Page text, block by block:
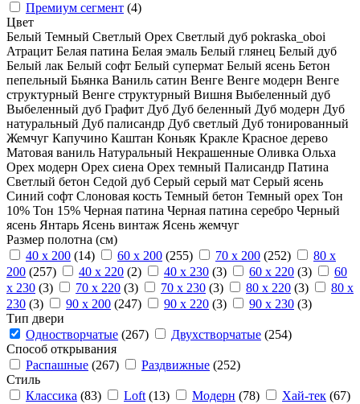
Премиум сегмент (4)
Цвет
Белый Темный Светлый Орех Светлый дуб pokraska_oboi
Атрацит Белая патина Белая эмаль Белый глянец Белый дуб
Белый лак Белый софт Белый супермат Белый ясень Бетон
пепельный Бьянка Ваниль сатин Венге Венге модерн Венге
структурный Венге структурный Вишня Выбеленный дуб
Выбеленный дуб Графит Дуб Дуб беленный Дуб модерн Дуб
натуральный Дуб палисандр Дуб светлый Дуб тонированный
Жемчуг Капучино Каштан Коньяк Кракле Красное дерево
Матовая ваниль Натуральный Некрашенные Оливка Ольха
Орех модерн Орех сиена Орех темный Палисандр Патина
Светлый бетон Седой дуб Серый серый мат Серый ясень
Синий софт Слоновая кость Темный бетон Темный орех Тон
10% Тон 15% Черная патина Черная патина серебро Черный
ясень Янтарь Ясень винтаж Ясень жемчуг
Размер полотна (см)
40 x 200 (14) 60 x 200 (255) 70 x 200 (252)
80 x
200 (257) 40 x 220 (2) 40 x 230 (3) 60 x 220 (3)
60
x 230 (3) 70 x 220 (3) 70 x 230 (3) 80 x 220 (3)
80 x
230 (3) 90 x 200 (247) 90 x 220 (3) 90 x 230 (3)
Тип двери
Одностворчатые (267) Двухстворчатые (254)
Способ открывания
Распашные (267) Раздвижные (252)
Стиль
Классика (83) Loft (13) Модерн (78) Хай-тек (67)